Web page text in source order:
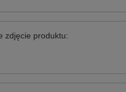
zdjęcie produktu: